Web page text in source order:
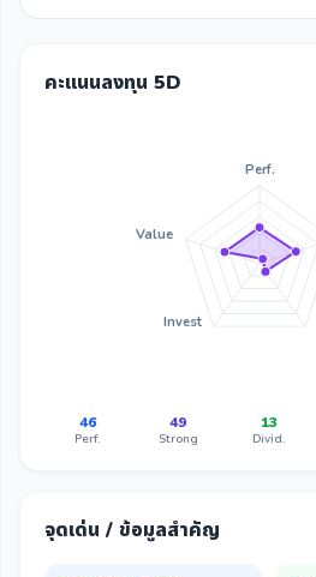
คะแนนลงทุน 5D
Perf.
Invest
Value
46
Perf.
49
Strong
13
Divid.
จุดเด่น / ข้อมูลสำคัญ